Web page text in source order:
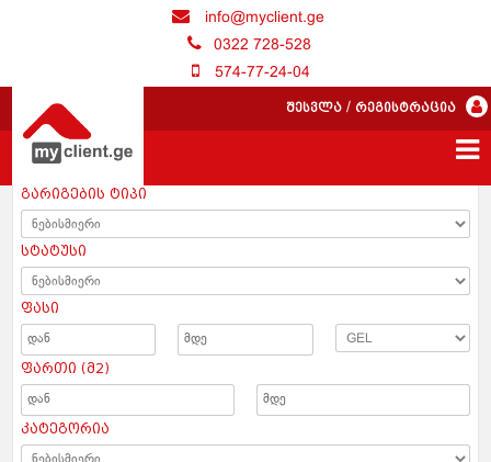
info@myclient.ge
0322 728-528
574-77-24-04
შესვლა / რეგისტრაცია
გარიგების ტიპი
სტატუსი
ფასი
ფართი (მ2)
კატეგორია